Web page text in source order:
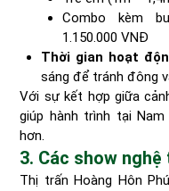
Combo kèm
1.150.000 VNĐ
Thời gian hoạt
sáng để tránh đông
Với sự kết hợp giữa
giúp hành trình tại
hơn.
3. Các show
Thị trấn Hoàng Hôn